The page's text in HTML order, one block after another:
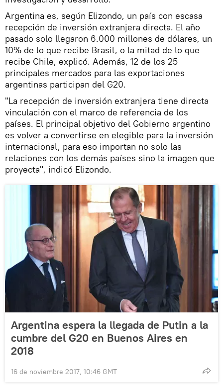
Argentina es, según Elizondo, un país con escasa
recepción de inversión extranjera directa. El año
pasado solo llegaron 6.000 millones de dólares, un
10% de lo que recibe Brasil, o la mitad de lo que
recibe Chile, explicó. Además, 12 de los 25
principales mercados para las exportaciones
argentinas participan del G20.
"La recepción de inversión extranjera tiene directa
vinculación con el marco de referencia de los
países. El principal objetivo del Gobierno argentino
es volver a convertirse en elegible para la inversión
internacional, para eso importan no solo las
relaciones con los demás países sino la imagen que
proyecta", indicó Elizondo.
Argentina espera la llegada de Putin a la
cumbre del G20 en Buenos Aires en
2018
16 de noviembre 2017, 10:46 GMT